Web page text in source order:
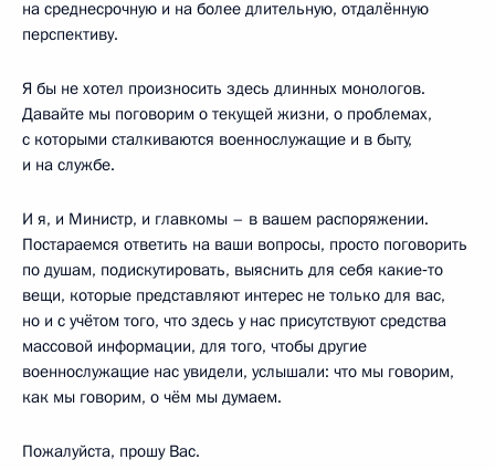
на среднесрочную и на более длительную, отдалённую
перспективу.
Я бы не хотел произносить здесь длинных монологов.
Давайте мы поговорим о текущей жизни, о проблемах,
с которыми сталкиваются военнослужащие и в быту,
и на службе.
И я, и Министр, и главкомы – в вашем распоряжении.
Постараемся ответить на ваши вопросы, просто поговорить
по душам, подискутировать, выяснить для себя какие‑то
вещи, которые представляют интерес не только для вас,
но и с учётом того, что здесь у нас присутствуют средства
массовой информации, для того, чтобы другие
военнослужащие нас увидели, услышали: что мы говорим,
как мы говорим, о чём мы думаем.
Пожалуйста, прошу Вас.